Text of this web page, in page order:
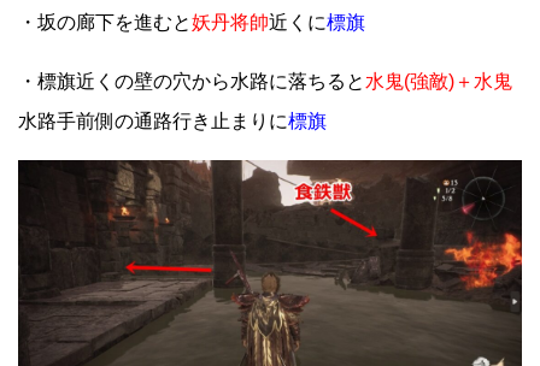
・坂の廊下を進むと妖丹将帥近くに標旗
・標旗近くの壁の穴から水路に落ちると 水鬼(強敵)＋水鬼
水路手前側の通路行き止まりに標旗